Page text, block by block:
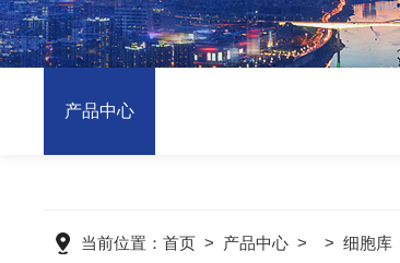
产品中心
当前位置：首页 > 产品中心 > >细胞库